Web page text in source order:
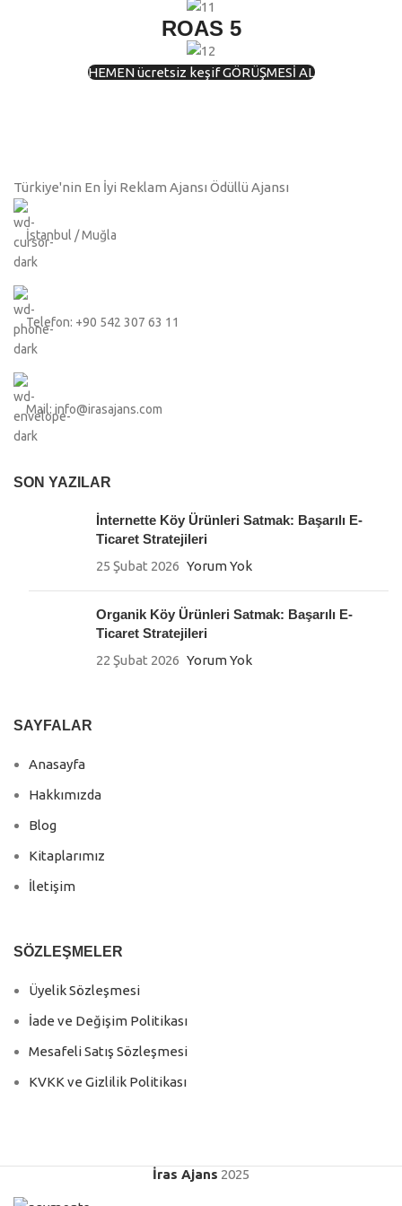
ROAS 5
HEMEN ücretsiz keşif GÖRÜŞMESİ AL
Türkiye'nin En İyi Reklam Ajansı Ödüllü Ajansı
İstanbul / Muğla
Telefon: +90 542 307 63 11
Mail: info@irasajans.com
SON YAZILAR
İnternette Köy Ürünleri Satmak: Başarılı E-
Ticaret Stratejileri
25 Şubat 2026 Yorum Yok
Organik Köy Ürünleri Satmak: Başarılı E-
Ticaret Stratejileri
22 Şubat 2026 Yorum Yok
SAYFALAR
Anasayfa
Hakkımızda
Blog
Kitaplarımız
İletişim
SÖZLEŞMELER
Üyelik Sözleşmesi
İade ve Değişim Politikası
Mesafeli Satış Sözleşmesi
KVKK ve Gizlilik Politikası
İras Ajans 2025